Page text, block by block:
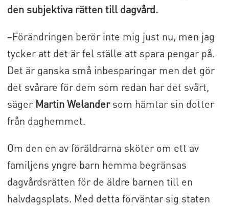
den subjektiva rätten till dagvård.
–Förändringen berör inte mig just nu, men jag
tycker att det är fel ställe att spara pengar på.
Det är ganska små inbesparingar men det gör
det svårare för dem som redan har det svårt,
säger Martin Welandersom hämtar sin dotter
från daghemmet.
Om den en av föräldrarna sköter om ett av
familjens yngre barn hemma begränsas
dagvårdsrätten för de äldre barnen till en
halvdagsplats. Med detta förväntar sig staten